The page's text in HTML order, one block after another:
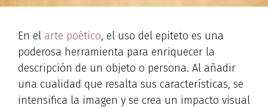
En el arte poético, el uso del epiteto es una
poderosa herramienta para enriquecer la
descripción de un objeto o persona. Al añadir
una cualidad que resalta sus características, se
intensifica la imagen y se crea un impacto visual